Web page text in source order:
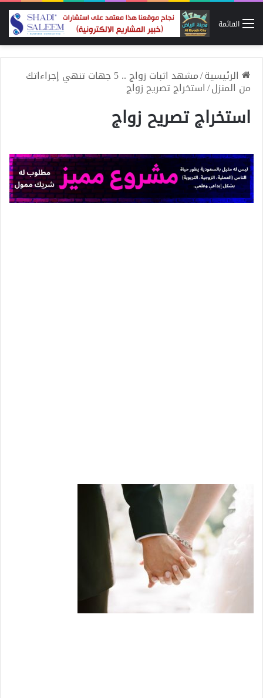
القائمة
الرئيسية/ مشهد اثبات زواج .. 5 جهات تنهي إجراءاتك
من المنزل/استخراج تصريح زواج
استخراج تصريح زواج